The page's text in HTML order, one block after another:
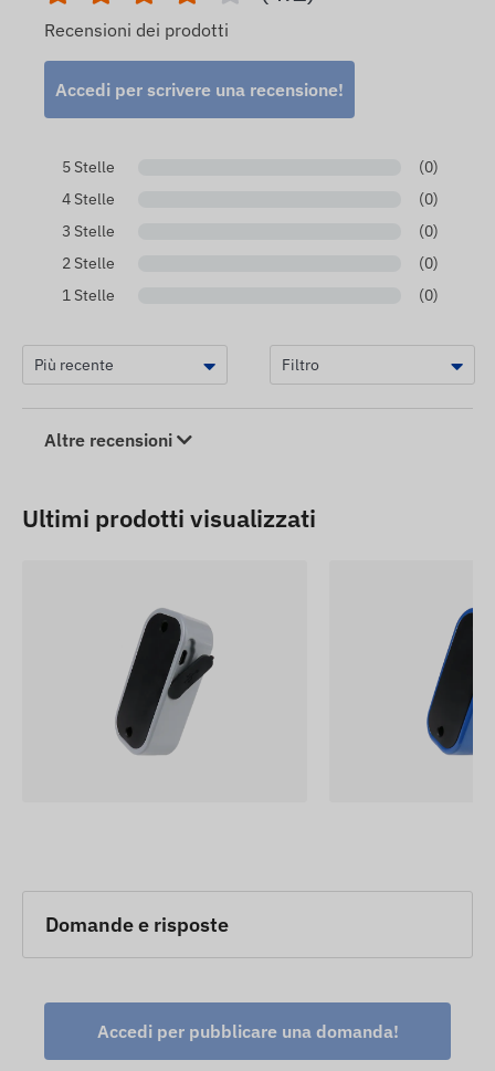
Recensioni dei prodotti
Accedi per scrivere una recensione!
5 Stelle
(0)
4 Stelle
(0)
3 Stelle
(0)
2 Stelle
(0)
1 Stelle
(0)
Altre recensioni
Ultimi prodotti visualizzati
Domande e risposte
Accedi per pubblicare una domanda!